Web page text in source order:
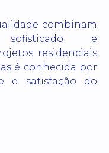
combinam
sofisticado e
residenciais
é conhecida por
e satisfação do